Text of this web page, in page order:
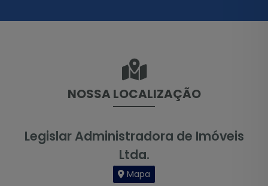
NOSSA LOCALIZAÇÃO
Legislar Administradora de Imóveis
Ltda.
Mapa